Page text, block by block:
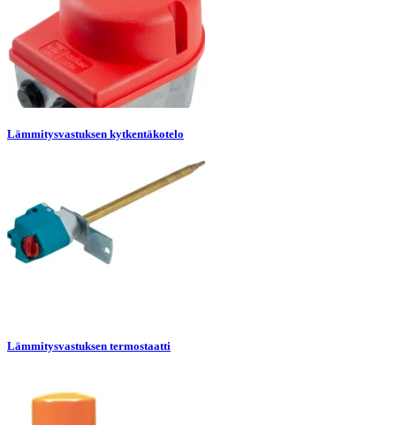
Lämmitysvastuksen kytkentäkotelo
Lämmitysvastuksen termostaatti